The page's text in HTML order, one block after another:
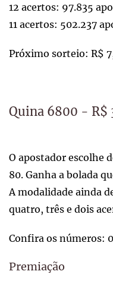
12 acertos: 97.835
11 acertos: 502.237
Próximo sorteio: R$
Quina 6800 - R$
O apostador escolhe
80. Ganha a bolada
A modalidade ainda
quatro, três e dois
Confira os números:
Premiação